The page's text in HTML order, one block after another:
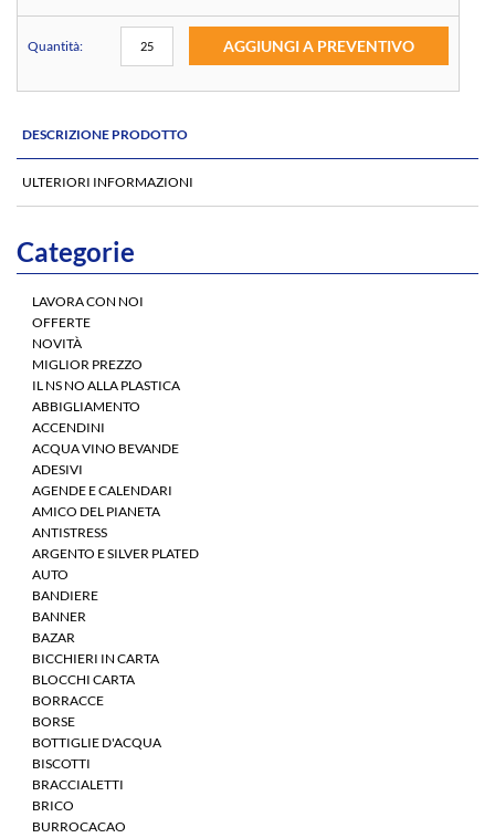
Quantità: AGGIUNGI A PREVENTIVO
DESCRIZIONE PRODOTTO
ULTERIORI INFORMAZIONI
Categorie
LAVORA CON NOI
OFFERTE
NOVITÀ
MIGLIOR PREZZO
IL NS NO ALLA PLASTICA
ABBIGLIAMENTO
ACCENDINI
ACQUA VINO BEVANDE
ADESIVI
AGENDE E CALENDARI
AMICO DEL PIANETA
ANTISTRESS
ARGENTO E SILVER PLATED
AUTO
BANDIERE
BANNER
BAZAR
BICCHIERI IN CARTA
BLOCCHI CARTA
BORRACCE
BORSE
BOTTIGLIE D'ACQUA
BISCOTTI
BRACCIALETTI
BRICO
BURROCACAO